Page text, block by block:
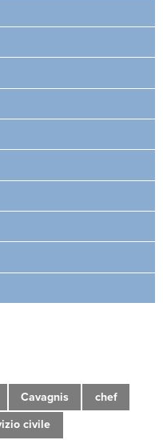
Cavagnis chef
civile